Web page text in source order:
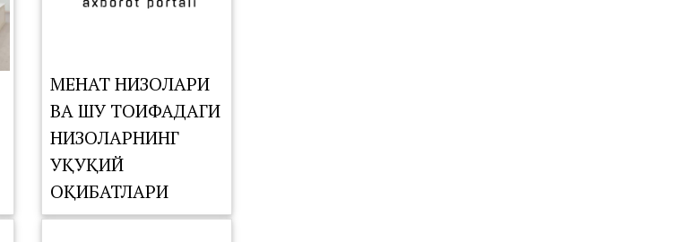
МЕҲНАТ НИЗОЛАРИ
ВА ШУ ТОИФАДАГИ
НИЗОЛАРНИНГ
ҲУҚУҚИЙ
ОҚИБАТЛАРИ